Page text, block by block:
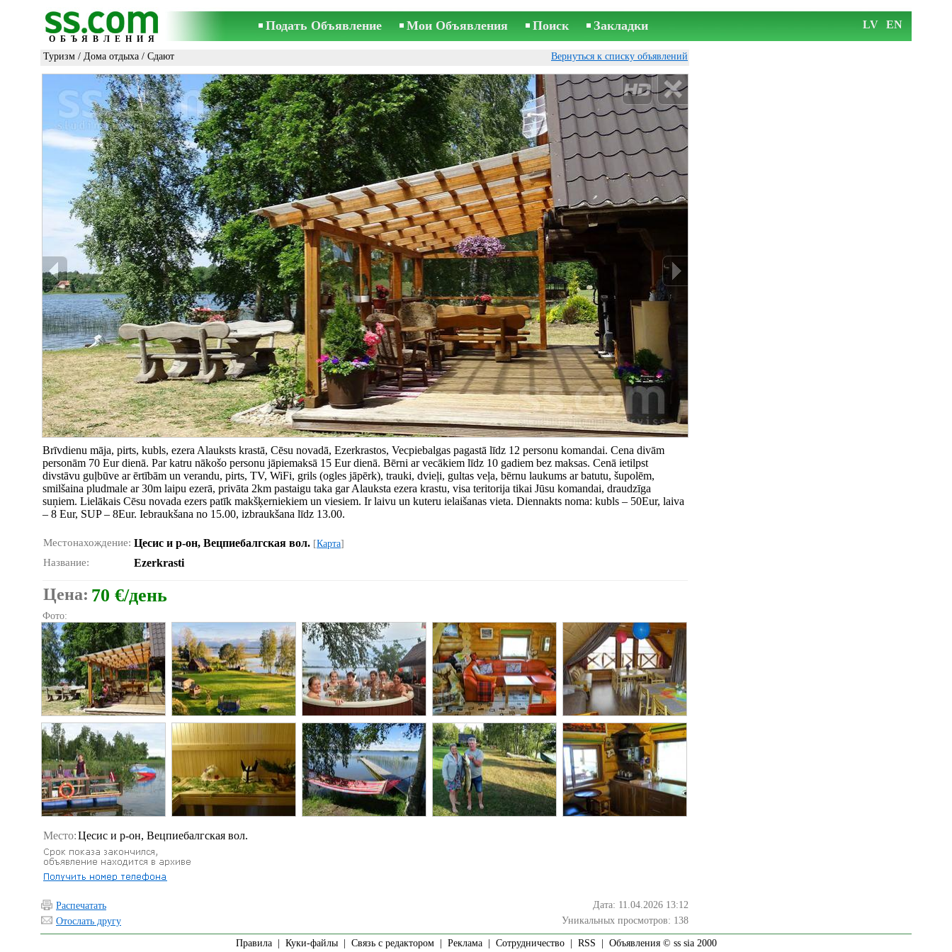
ОБЪЯВЛЕНИЯ
Подать Объявление Мои Объявления Поиск Закладки LV EN
Туризм / Дома отдыха / Сдают Вернуться к списку объявлений
Brīvdienu māja, pirts, kubls, ezera Alauksts krastā, Cēsu novadā, Ezerkrastos, Vecpiebalgas pagastā līdz 12 personu komandai. Cena divām
personām 70 Eur dienā. Par katru nākošo personu jāpiemaksā 15 Eur dienā. Bērni ar vecākiem līdz 10 gadiem bez maksas. Cenā ietilpst
divstāvu guļbūve ar ērtībām un verandu, pirts, TV, WiFi, grils (ogles jāpērk), trauki, dvieļi, gultas veļa, bērnu laukums ar batutu, šupolēm,
smilšaina pludmale ar 30m laipu ezerā, privāta 2km pastaigu taka gar Alauksta ezera krastu, visa teritorija tikai Jūsu komandai, draudzīga
suņiem. Lielākais Cēsu novada ezers patīk makšķerniekiem un viesiem. Ir laivu un kuteru ielaišanas vieta. Diennakts noma: kubls – 50Eur, laiva
– 8 Eur, SUP – 8Eur. Iebraukšana no 15.00, izbraukšana līdz 13.00.
Местонахождение: Цесис и р-он, Вецпиебалгская вол. [Карта]
Название: Ezerkrasti
Цена: 70 €/день
Фото:
Место:Цесис и р-он, Вецпиебалгская вол.
Распечатать
Дата: 11.04.2026 13:12
Отослать другу
Уникальных просмотров: 138
Правила| Куки-файлы| Связь с редактором| Реклама| Сотрудничество| RSS | Объявления © ss sia 2000